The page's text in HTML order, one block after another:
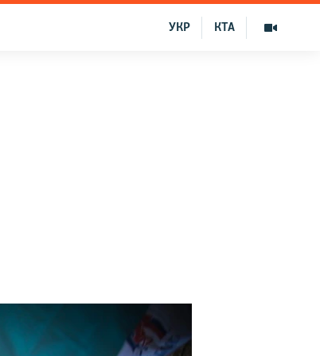
КТА
УКР